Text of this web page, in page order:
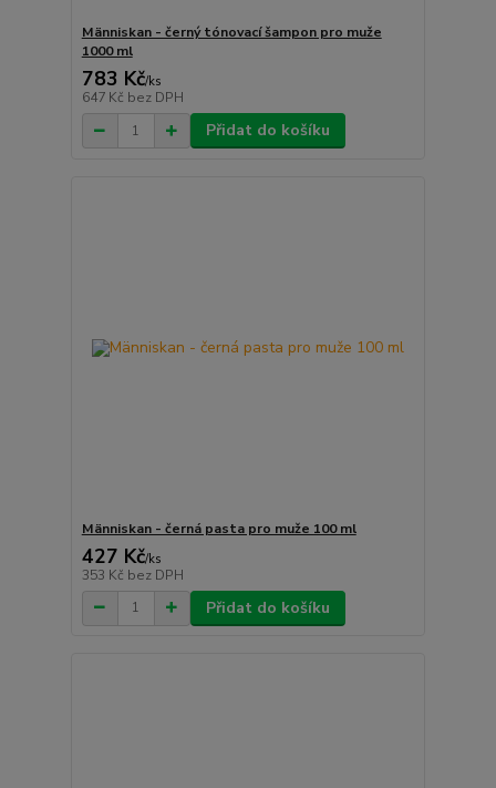
Människan - černý tónovací šampon pro muže
1000 ml
783 Kč/ks
647 Kč bez DPH
Přidat do košíku
Människan - černá pasta pro muže 100 ml
427 Kč/ks
353 Kč bez DPH
Přidat do košíku